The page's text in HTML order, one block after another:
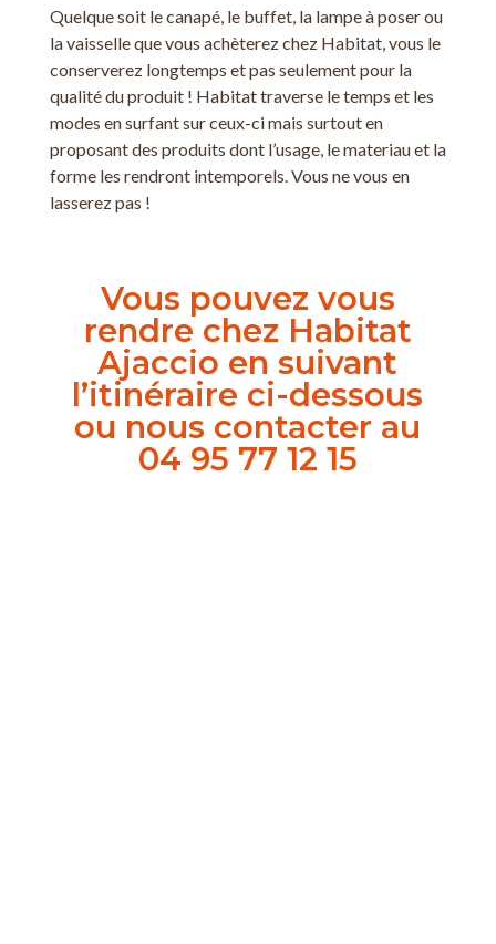
Quelque soit le canapé, le buffet, la lampe à poser ou
la vaisselle que vous achèterez chez Habitat, vous le
conserverez longtemps et pas seulement pour la
qualité du produit ! Habitat traverse le temps et les
modes en surfant sur ceux-ci mais surtout en
proposant des produits dont l’usage, le materiau et la
forme les rendront intemporels. Vous ne vous en
lasserez pas !
Vous pouvez vous
rendre chez Habitat
Ajaccio en suivant
l’itinéraire ci-dessous
ou nous contacter au
04 95 77 12 15